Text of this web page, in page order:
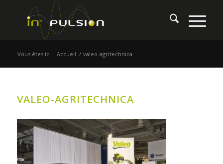
Vous êtes ici : Accueil / valeo-agritechnica
VALEO-AGRITECHNICA